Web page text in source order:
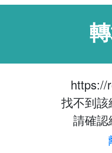
https://
找不到
請確